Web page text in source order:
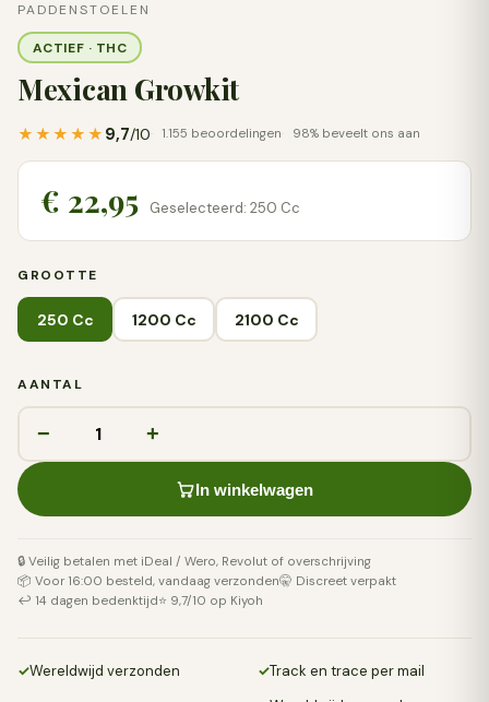
PADDENSTOELEN
ACTIEF · THC
Mexican Growkit
★★★★★ 9,7/10 1.155 beoordelingen 98% beveelt ons aan
€ 22,95 Geselecteerd: 250 Cc
GROOTTE
250 Cc 1200 Cc 2100 Cc
AANTAL
− +
In winkelwagen
🔒 Veilig betalen met iDeal / Wero, Revolut of overschrijving
📦 Voor 16:00 besteld, vandaag verzonden🤫 Discreet verpakt
↩️ 14 dagen bedenktijd⭐ 9,7/10 op Kiyoh
✓Wereldwijd verzonden ✓Track en trace per mail